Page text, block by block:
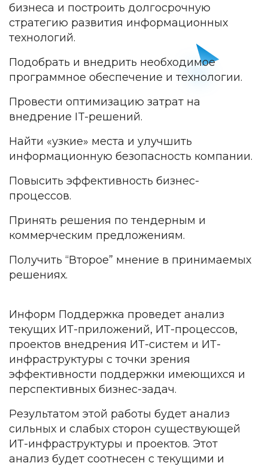
бизнеса и построить долгосрочную
стратегию развития информационных
технологий.
Подобрать и внедрить необходимое
программное обеспечение и технологии.
Провести оптимизацию затрат на
внедрение IT-решений.
Найти «узкие» места и улучшить
информационную безопасность компании.
Повысить эффективность бизнес-
процессов.
Принять решения по тендерным и
коммерческим предложениям.
Получить “Второе” мнение в принимаемых
решениях.
Информ Поддержка проведет анализ
текущих ИТ-приложений, ИТ-процессов,
проектов внедрения ИТ-систем и ИТ-
инфраструктуры с точки зрения
эффективности поддержки имеющихся и
перспективных бизнес-задач.
Результатом этой работы будет анализ
сильных и слабых сторон существующей
ИТ-инфраструктуры и проектов. Этот
анализ будет соотнесен с текущими и